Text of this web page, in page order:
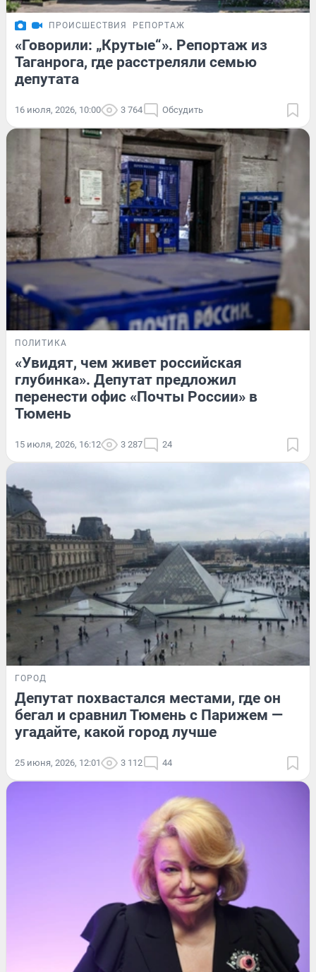
ПРОИСШЕСТВИЯ РЕПОРТАЖ
«Говорили: „Крутые“». Репортаж из
Таганрога, где расстреляли семью
депутата
16 июля, 2026, 10:00 3 764 Обсудить
ПОЛИТИКА
«Увидят, чем живет российская
глубинка». Депутат предложил
перенести офис «Почты России» в
Тюмень
15 июля, 2026, 16:12 3 287 24
ГОРОД
Депутат похвастался местами, где он
бегал и сравнил Тюмень с Парижем —
угадайте, какой город лучше
25 июня, 2026, 12:01 3 112 44